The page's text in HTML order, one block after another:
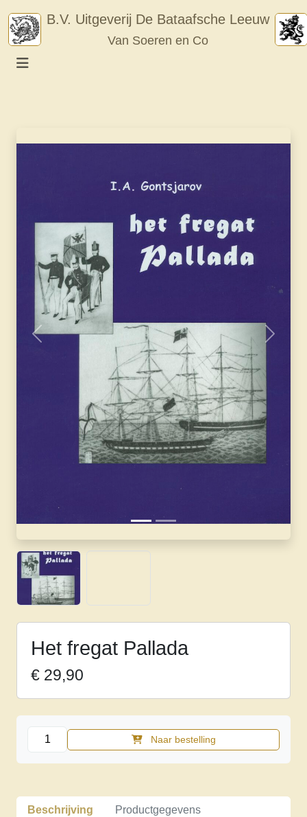
content
B.V. Uitgeverij De Bataafsche Leeuw
Van Soeren en Co
Vorige
Het fregat Pallada
€ 29,90
fregat
Pallada
Naar bestelling
Beschrijving Productgegevens